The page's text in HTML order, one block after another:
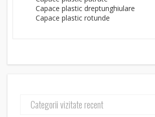
Capace plastic dreptunghiulare
Capace plastic rotunde
Categorii vizitate recent